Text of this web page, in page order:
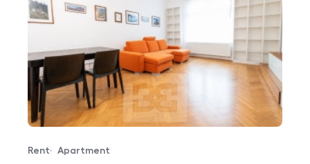
Offer type
Rent
Property type
Apartment